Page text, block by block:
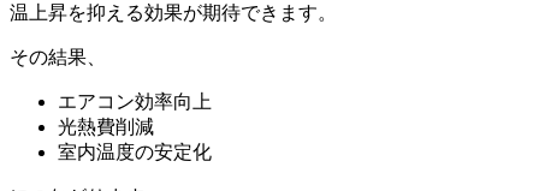
温上昇を抑える効果が期待できます。
その結果、
エアコン効率向上
光熱費削減
室内温度の安定化